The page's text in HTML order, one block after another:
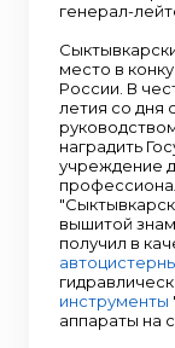
генерал-
место в
России. В
летия со дня
наградить
учреждение
вышитой
получил в
инструменты
аппараты на